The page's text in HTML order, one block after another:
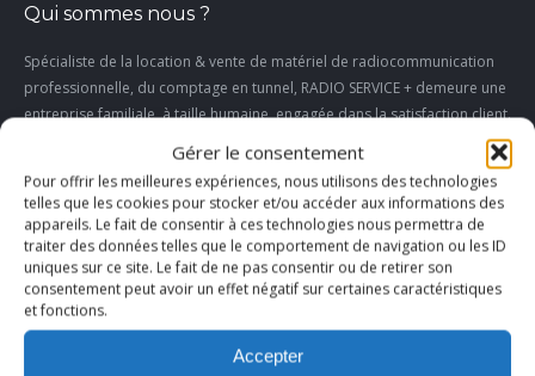
Gérer le consentement
Pour offrir les meilleures expériences, nous utilisons des technologies
telles que les cookies pour stocker et/ou accéder aux informations des
appareils. Le fait de consentir à ces technologies nous permettra de
traiter des données telles que le comportement de navigation ou les ID
uniques sur ce site. Le fait de ne pas consentir ou de retirer son
consentement peut avoir un effet négatif sur certaines caractéristiques
et fonctions.
Accepter
Qui sommes nous ?
Spécialiste de la location & vente de matériel de radiocommunication
professionnelle, du comptage en tunnel, RADIO SERVICE + demeure une
entreprise familiale, à taille humaine, engagée dans la satisfaction client.